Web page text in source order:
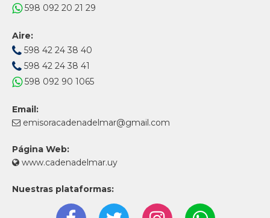
598 092 20 21 29
Aire:
598 42 24 38 40
598 42 24 38 41
598 092 90 1065
Email:
emisoracadenadelmar@gmail.com
Página Web:
www.cadenadelmar.uy
Nuestras plataformas: